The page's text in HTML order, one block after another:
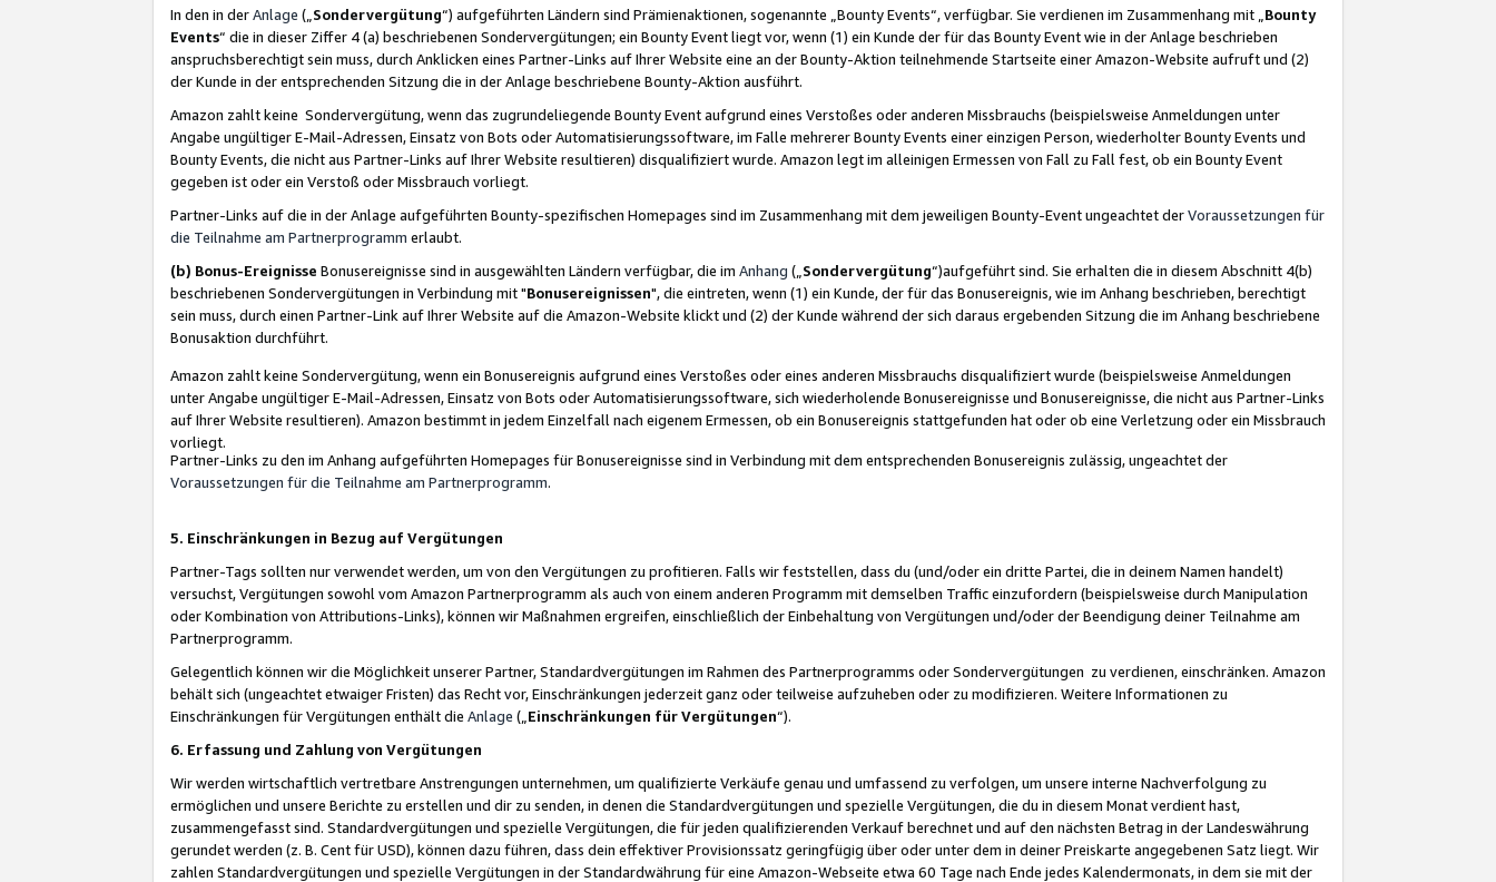
In den in derAnlage („ Sondervergütung“) aufgeführten Ländern sind Prämienaktionen, sogenannte „Bounty Events“, verfügbar. Sie verdienen im Zusammenhang mit „ Bounty
Events“ die in dieser Ziffer 4 (a) beschriebenen Sondervergütungen; ein Bounty Event liegt vor, wenn (1) ein Kunde der für das Bounty Event wie in der Anlage beschrieben
anspruchsberechtigt sein muss, durch Anklicken eines Partner-Links auf Ihrer Website eine an der Bounty-Aktion teilnehmende Startseite einer Amazon-Website aufruft und (2)
der Kunde in der entsprechenden Sitzung die in der Anlage beschriebene Bounty-Aktion ausführt.
Amazon zahlt keine Sondervergütung, wenn das zugrundeliegende Bounty Event aufgrund eines Verstoßes oder anderen Missbrauchs (beispielsweise Anmeldungen unter
Angabe ungültiger E-Mail-Adressen, Einsatz von Bots oder Automatisierungssoftware, im Falle mehrerer Bounty Events einer einzigen Person, wiederholter Bounty Events und
Bounty Events, die nicht aus Partner-Links auf Ihrer Website resultieren) disqualifiziert wurde. Amazon legt im alleinigen Ermessen von Fall zu Fall fest, ob ein Bounty Event
gegeben ist oder ein Verstoß oder Missbrauch vorliegt.
Partner-Links auf die in der Anlage aufgeführten Bounty-spezifischen Homepages sind im Zusammenhang mit dem jeweiligen Bounty-Event ungeachtet derVoraussetzungen für
die Teilnahme am Partnerprogramm erlaubt.
(b) Bonus-Ereignisse Bonusereignisse sind in ausgewählten Ländern verfügbar, die im Anhang („ Sondervergütung“)aufgeführt sind. Sie erhalten die in diesem Abschnitt 4(b)
beschriebenen Sondervergütungen in Verbindung mit "Bonusereignissen", die eintreten, wenn (1) ein Kunde, der für das Bonusereignis, wie im Anhang beschrieben, berechtigt
sein muss, durch einen Partner-Link auf Ihrer Website auf die Amazon-Website klickt und (2) der Kunde während der sich daraus ergebenden Sitzung die im Anhang beschriebene
Bonusaktion durchführt.
Amazon zahlt keine Sondervergütung, wenn ein Bonusereignis aufgrund eines Verstoßes oder eines anderen Missbrauchs disqualifiziert wurde (beispielsweise Anmeldungen
unter Angabe ungültiger E-Mail-Adressen, Einsatz von Bots oder Automatisierungssoftware, sich wiederholende Bonusereignisse und Bonusereignisse, die nicht aus Partner-Links
auf Ihrer Website resultieren). Amazon bestimmt in jedem Einzelfall nach eigenem Ermessen, ob ein Bonusereignis stattgefunden hat oder ob eine Verletzung oder ein Missbrauch
vorliegt.
Partner-Links zu den im Anhang aufgeführten Homepages für Bonusereignisse sind in Verbindung mit dem entsprechenden Bonusereignis zulässig, ungeachtet der
Voraussetzungen für die Teilnahme am Partnerprogramm.
5. Einschränkungen in Bezug auf Vergütungen
Partner-Tags sollten nur verwendet werden, um von den Vergütungen zu profitieren. Falls wir feststellen, dass du (und/oder ein dritte Partei, die in deinem Namen handelt)
versuchst, Vergütungen sowohl vom Amazon Partnerprogramm als auch von einem anderen Programm mit demselben Traffic einzufordern (beispielsweise durch Manipulation
oder Kombination von Attributions-Links), können wir Maßnahmen ergreifen, einschließlich der Einbehaltung von Vergütungen und/oder der Beendigung deiner Teilnahme am
Partnerprogramm.
Gelegentlich können wir die Möglichkeit unserer Partner, Standardvergütungen im Rahmen des Partnerprogramms oder Sondervergütungen zu verdienen, einschränken. Amazon
behält sich (ungeachtet etwaiger Fristen) das Recht vor, Einschränkungen jederzeit ganz oder teilweise aufzuheben oder zu modifizieren. Weitere Informationen zu
Einschränkungen für Vergütungen enthält die Anlage („ Einschränkungen für Vergütungen“).
6. Erfassung und Zahlung von Vergütungen
Wir werden wirtschaftlich vertretbare Anstrengungen unternehmen, um qualifizierte Verkäufe genau und umfassend zu verfolgen, um unsere interne Nachverfolgung zu
ermöglichen und unsere Berichte zu erstellen und dir zu senden, in denen die Standardvergütungen und spezielle Vergütungen, die du in diesem Monat verdient hast,
zusammengefasst sind. Standardvergütungen und spezielle Vergütungen, die für jeden qualifizierenden Verkauf berechnet und auf den nächsten Betrag in der Landeswährung
gerundet werden (z. B. Cent für USD), können dazu führen, dass dein effektiver Provisionssatz geringfügig über oder unter dem in deiner Preiskarte angegebenen Satz liegt. Wir
zahlen Standardvergütungen und spezielle Vergütungen in der Standardwährung für eine Amazon-Webseite etwa 60 Tage nach Ende jedes Kalendermonats, in dem sie mit der